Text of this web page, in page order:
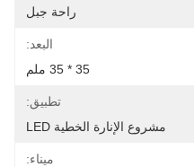
راحة جبل
البعد:
35 * 35 ملم
تطبيق:
مشروع الإنارة الخطية LED
ميناء: